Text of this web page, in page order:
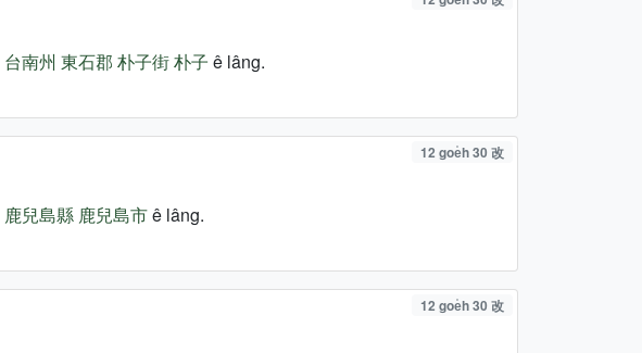
台南州 東石郡 朴子街朴子 ê lâng.
12 goe̍h 30 改
鹿兒島縣 鹿兒島市ê lâng.
12 goe̍h 30 改